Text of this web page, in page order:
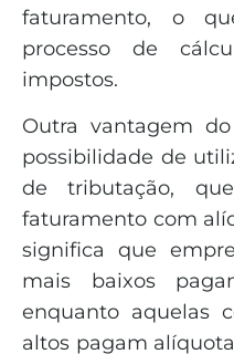
faturamento, o
processo de
impostos.
Outra vantagem
possibilidade de
de tributação,
faturamento com
significa que
mais baixos
enquanto aquelas
altos pagam